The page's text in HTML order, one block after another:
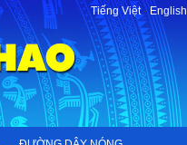
Tiếng Việt-English